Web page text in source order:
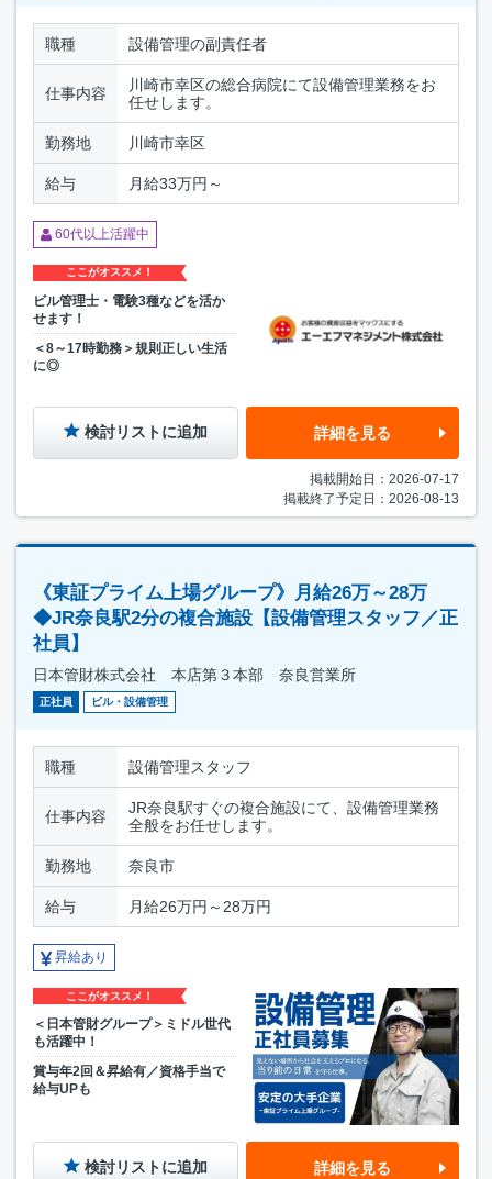
職種 設備管理の副責任者
仕事内容
川崎市幸区の総合病院にて設備管理業務をお
任せします。
勤務地 川崎市幸区
給与 月給33万円～
60代以上活躍中
ここがオススメ！
ビル管理士・電験3種などを活か
せます！
＜8～17時勤務＞規則正しい生活
に◎
検討リストに追加 詳細を見る
掲載開始日：2026-07-17
掲載終了予定日：2026-08-13
《東証プライム上場グループ》月給26万～28万
◆JR奈良駅2分の複合施設【設備管理スタッフ／正
社員】
日本管財株式会社 本店第３本部 奈良営業所
正社員 ビル・設備管理
職種 設備管理スタッフ
仕事内容
JR奈良駅すぐの複合施設にて、設備管理業務
全般をお任せします。
勤務地 奈良市
給与 月給26万円～28万円
昇給あり
ここがオススメ！
＜日本管財グループ＞ミドル世代
も活躍中！
賞与年2回＆昇給有／資格手当で
給与UPも
検討リストに追加 詳細を見る